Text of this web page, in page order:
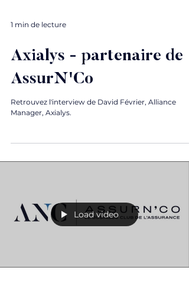
1 min de lecture
Axialys - partenaire de
AssurN'Co
Retrouvez l'interview de David Février, Alliance
Manager, Axialys.
Load video